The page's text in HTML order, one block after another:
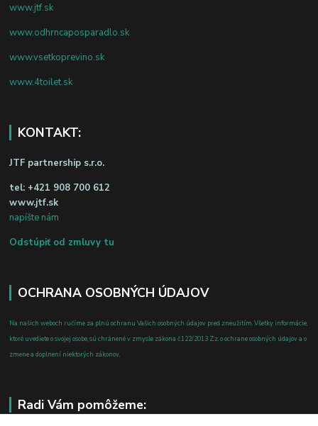
www.jtf.sk
www.odhrncaposparadlo.sk
www.vsetkoprevino.sk
www.4toilet.sk
KONTAKT:
JTF partnership s.r.o.
tel: +421 908 700 612
www.jtf.sk
napíšte nám
Odstúpiť od zmluvy tu
OCHRANA OSOBNÝCH ÚDAJOV
Na našich weboch ručíme za plnú ochranu Vašich osobných údajov pred zneužitím. Všetky informácie,
ktoré uvediete o svojej osobe, sú chránené v zmysle zákona č.122/2013 Z.z. o ochrane osobných údajov a o
zmene a doplnení niektorých zákonov.
Radi Vám pomôžeme: